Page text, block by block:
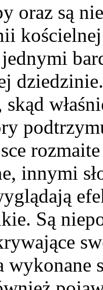
oraz są
jednymi
skąd
innymi
Są
wykonane